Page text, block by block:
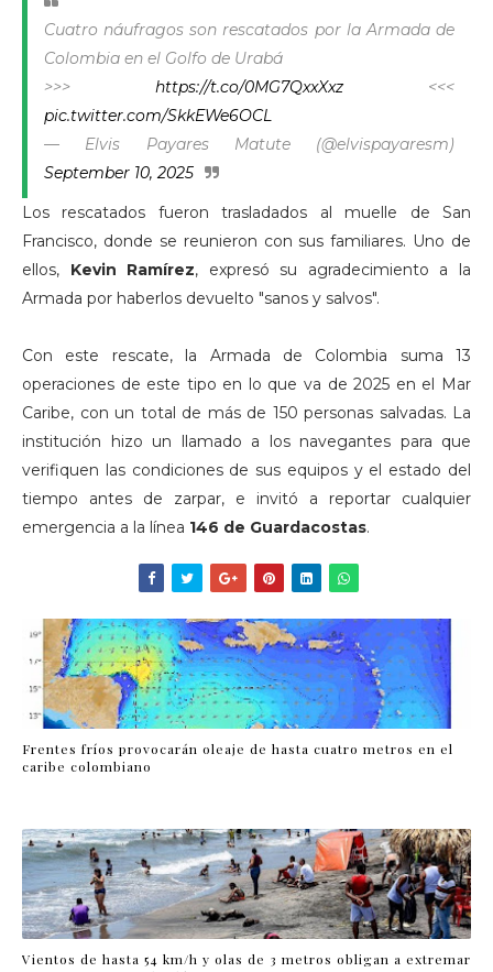
Cuatro náufragos son rescatados por la Armada de
Colombia en el Golfo de Urabá
>>> https://t.co/0MG7QxxXxz<<<
pic.twitter.com/SkkEWe6OCL
— Elvis Payares Matute (@elvispayaresm)
September 10, 2025
Los rescatados fueron trasladados al muelle de San
Francisco, donde se reunieron con sus familiares. Uno de
ellos, Kevin Ramírez, expresó su agradecimiento a la
Armada por haberlos devuelto "sanos y salvos".
Con este rescate, la Armada de Colombia suma 13
operaciones de este tipo en lo que va de 2025 en el Mar
Caribe, con un total de más de 150 personas salvadas. La
institución hizo un llamado a los navegantes para que
verifiquen las condiciones de sus equipos y el estado del
tiempo antes de zarpar, e invitó a reportar cualquier
emergencia a la línea 146 de Guardacostas.
Frentes fríos provocarán oleaje de hasta cuatro metros en el
caribe colombiano
Vientos de hasta 54 km/h y olas de 3 metros obligan a extremar